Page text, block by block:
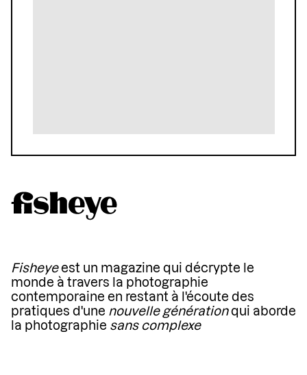
Fisheyeest un magazine qui décrypte le
monde à travers la photographie
contemporaine en restant à l'écoute des
pratiques d'une nouvelle générationqui aborde
la photographie sans complexe